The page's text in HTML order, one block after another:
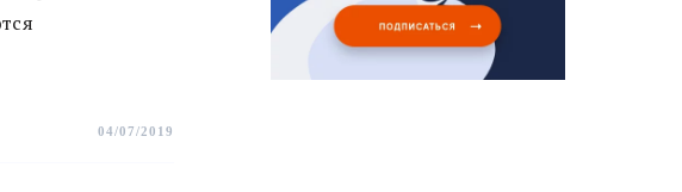
04/07/2019